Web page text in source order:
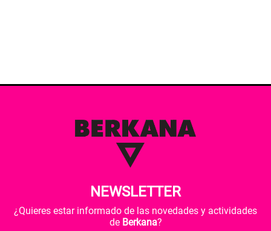
NEWSLETTER
¿Quieres estar informado de las novedades y actividades
de Berkana?